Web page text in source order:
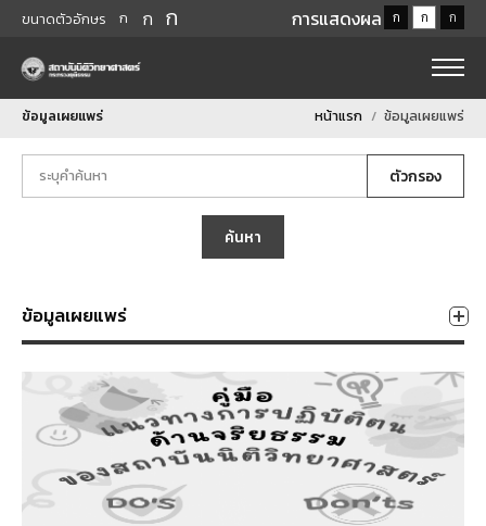
ขนาดตัวอักษร ก ก ก การแสดงผล ก ก ก
ข้อมูลเผยแพร่ หน้าแรก ข้อมูลเผยแพร่
ตัวกรอง
ค้นหา
ข้อมูลเผยแพร่